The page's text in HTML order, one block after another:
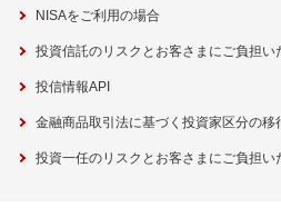
NISAをご利用の場合
投資信託のリスクとお客さまにご負担い
投信情報API
金融商品取引法に基づく投資家区分の移
投資一任のリスクとお客さまにご負担い